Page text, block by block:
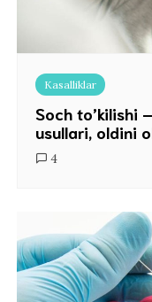
Kasalliklar
Soch to’kilishi
usullari, oldini
4